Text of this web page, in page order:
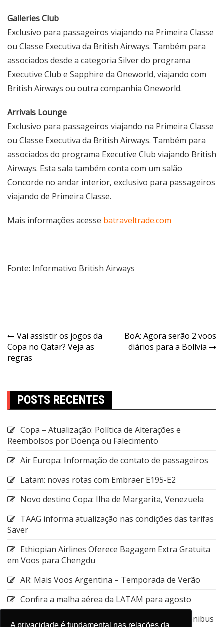
A privacidade é fundamental nas relações da
Galleries Club
Exclusivo para passageiros viajando na Primeira Classe
ou Classe Executiva da British Airways. Também para
associados desde a categoria Silver do programa
Executive Club e Sapphire da Oneworld, viajando com
British Airways ou outra companhia Oneworld.
Arrivals Lounge
Exclusivo para passageiros viajando na Primeira Classe
ou Classe Executiva da British Airways. Também para
associados do programa Executive Club viajando British
Airways. Esta sala também conta com um salão
Concorde no andar interior, exclusivo para passageiros
viajando de Primeira Classe.
Mais informações acesse batraveltrade.com
Fonte: Informativo British Airways
Vai assistir os jogos da
Copa no Qatar? Veja as
regras
BoA: Agora serão 2 voos
diários para a Bolívia
POSTS RECENTES
Copa – Atualização: Política de Alterações e
Reembolsos por Doença ou Falecimento
Air Europa: Informação de contato de passageiros
Latam: novas rotas com Embraer E195-E2
Novo destino Copa: Ilha de Margarita, Venezuela
TAAG informa atualização nas condições das tarifas
Saver
Ethiopian Airlines Oferece Bagagem Extra Gratuita
em Voos para Chengdu
AR: Mais Voos Argentina – Temporada de Verão
Confira a malha aérea da LATAM para agosto
Emirates: Alteração do local de embarque do ônibus